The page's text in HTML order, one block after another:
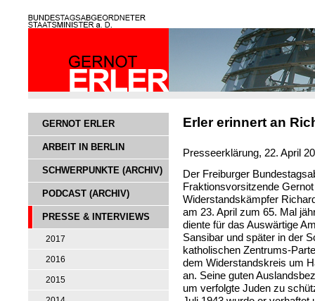
GERNOT ERLER
ARBEIT IN BERLIN
SCHWERPUNKTE (ARCHIV)
PODCAST (ARCHIV)
PRESSE & INTERVIEWS
2017
2016
2015
Erler erinnert an
Presseerklärung, 22. April
Der Freiburger
Fraktionsvorsitzende
Widerstandskämpfer
am 23. April zum 65. Mal
diente für das Auswärtige
Sansibar und später in der
katholischen Zentrums-
dem Widerstandskreis um
an. Seine guten
um verfolgte Juden zu